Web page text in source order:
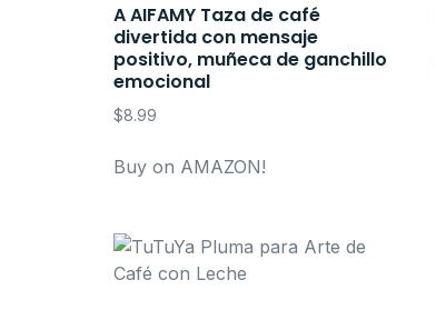
A AIFAMY Taza de café
divertida con mensaje
positivo, muñeca de ganchillo
emocional
$8.99
Buy on AMAZON!